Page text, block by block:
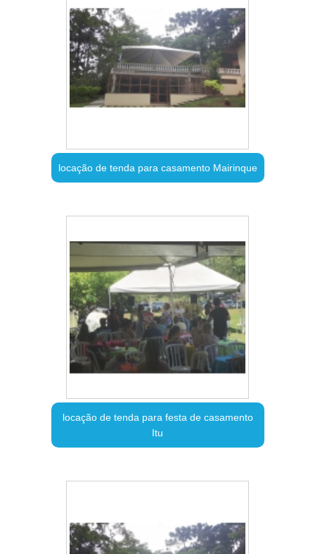
locação de tenda para casamento Mairinque
locação de tenda para festa de casamento
Itu